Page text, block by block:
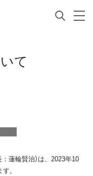
て
蓮輪賢治）は、2023年10
。